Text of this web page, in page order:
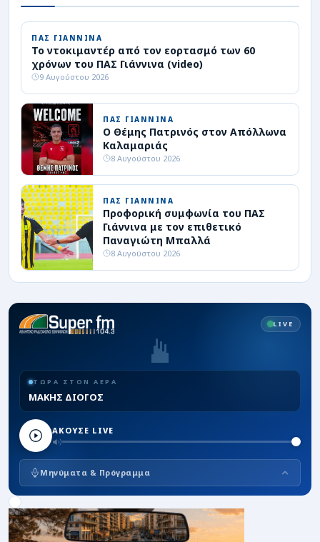
ΠΑΣ ΓΙΑΝΝΙΝΑ
Το ντοκιμαντέρ από τον εορτασμό των 60
χρόνων του ΠΑΣ Γιάννινα (video)
9 Αυγούστου 2026
ΠΑΣ ΓΙΑΝΝΙΝΑ
Ο Θέμης Πατρινός στον Απόλλωνα
Καλαμαριάς
8 Αυγούστου 2026
ΠΑΣ ΓΙΑΝΝΙΝΑ
Προφορική συμφωνία του ΠΑΣ
Γιάννινα με τον επιθετικό
Παναγιώτη Μπαλλά
8 Αυγούστου 2026
LIVE
ΤΩΡΑ ΣΤΟΝ ΑΕΡΑ
ΜΑΚΗΣ ΔΙΟΓΟΣ
ΑΚΟΥΣΕ LIVE
Μηνύματα & Πρόγραμμα